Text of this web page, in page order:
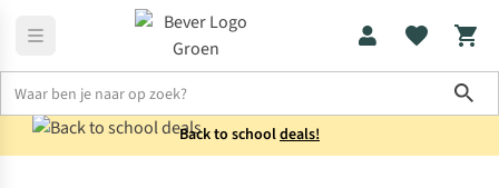
Back to schooldeals!